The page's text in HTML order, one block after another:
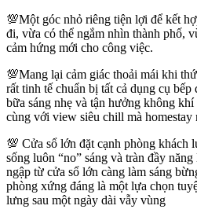
💯Một góc nhỏ riêng tiện lợi để kết
đi, vừa có thể ngắm nhìn thành phố,
cảm hứng mới cho công việc.
💯Mang lại cảm giác thoải mái khi
rất tinh tế chuẩn bị tất cả dụng cụ bếp
bữa sáng nhẹ và tận hưởng không
cùng với view siêu chill mà homestay
💯 Cửa sổ lớn đặt cạnh phòng khách
sống luôn “no” sáng và tràn đầy
ngập từ cửa sổ lớn càng làm sáng
phòng xứng đáng là một lựa chọn
lưng sau một ngày dài vẫy vùng